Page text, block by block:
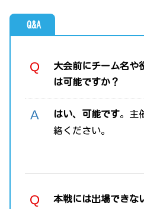
Q&A
大会前にチーム名や
は可能ですか？
はい、可能です。主
絡ください。
本戦には出場できな